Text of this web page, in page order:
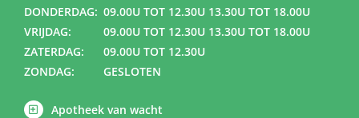
DONDERDAG: 09.00U TOT 12.30U 13.30U TOT 18.00U
VRIJDAG:
09.00U TOT 12.30U 13.30U TOT 18.00U
ZATERDAG:
09.00U TOT 12.30U
ZONDAG:
GESLOTEN
Apotheek van wacht